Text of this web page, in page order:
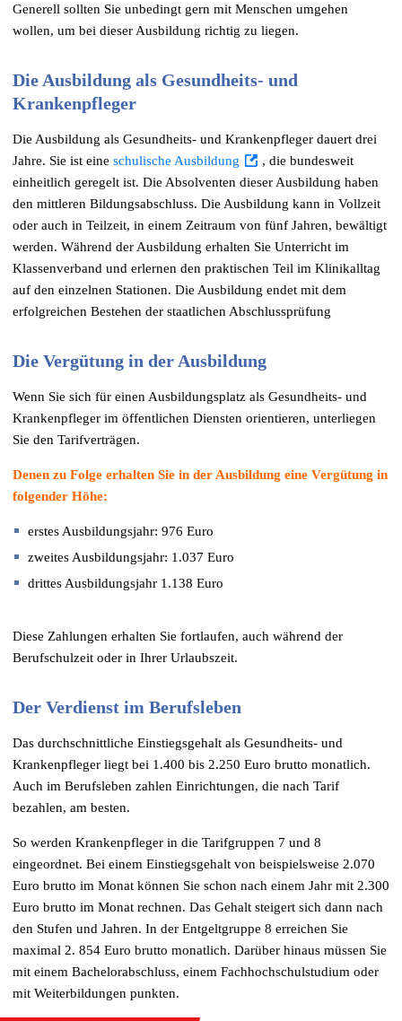
Generell sollten Sie unbedingt gern mit Menschen umgehen
wollen, um bei dieser Ausbildung richtig zu liegen.
Die Ausbildung als Gesundheits- und
Krankenpfleger
Die Ausbildung als Gesundheits- und Krankenpfleger dauert drei
Jahre. Sie ist eine schulische Ausbildung
, die bundesweit
einheitlich geregelt ist. Die Absolventen dieser Ausbildung haben
den mittleren Bildungsabschluss. Die Ausbildung kann in Vollzeit
oder auch in Teilzeit, in einem Zeitraum von fünf Jahren, bewältigt
werden. Während der Ausbildung erhalten Sie Unterricht im
Klassenverband und erlernen den praktischen Teil im Klinikalltag
auf den einzelnen Stationen. Die Ausbildung endet mit dem
erfolgreichen Bestehen der staatlichen Abschlussprüfung
Die Vergütung in der Ausbildung
Wenn Sie sich für einen Ausbildungsplatz als Gesundheits- und
Krankenpfleger im öffentlichen Diensten orientieren, unterliegen
Sie den Tarifverträgen.
Denen zu Folge erhalten Sie in der Ausbildung eine Vergütung in
folgender Höhe:
erstes Ausbildungsjahr: 976 Euro
zweites Ausbildungsjahr: 1.037 Euro
drittes Ausbildungsjahr 1.138 Euro
Diese Zahlungen erhalten Sie fortlaufen, auch während der
Berufschulzeit oder in Ihrer Urlaubszeit.
Der Verdienst im Berufsleben
Das durchschnittliche Einstiegsgehalt als Gesundheits- und
Krankenpfleger liegt bei 1.400 bis 2.250 Euro brutto monatlich.
Auch im Berufsleben zahlen Einrichtungen, die nach Tarif
bezahlen, am besten.
So werden Krankenpfleger in die Tarifgruppen 7 und 8
eingeordnet. Bei einem Einstiegsgehalt von beispielsweise 2.070
Euro brutto im Monat können Sie schon nach einem Jahr mit 2.300
Euro brutto im Monat rechnen. Das Gehalt steigert sich dann nach
den Stufen und Jahren. In der Entgeltgruppe 8 erreichen Sie
maximal 2. 854 Euro brutto monatlich. Darüber hinaus müssen Sie
mit einem Bachelorabschluss, einem Fachhochschulstudium oder
mit Weiterbildungen punkten.